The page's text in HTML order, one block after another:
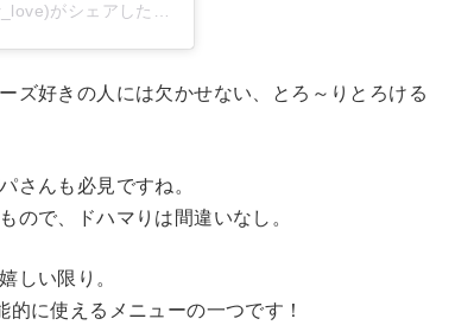
業務スーパーレポ ごひきのこぶたママ(@gyomusuper_love)がシェアした投稿
ズ好きの人には欠かせない、とろ～りとろける
さんも必見ですね。
で、ドハマりは間違いなし。
しい限り。
に使えるメニューの一つです！